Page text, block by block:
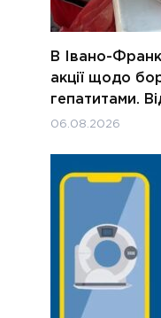
В Івано-
акції щодо
гепатитами.
06.08.2026